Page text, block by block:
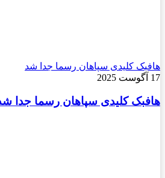
هافبک کلیدی سپاهان رسما جدا شد
17 آگوست 2025
هافبک کلیدی سپاهان رسما جدا